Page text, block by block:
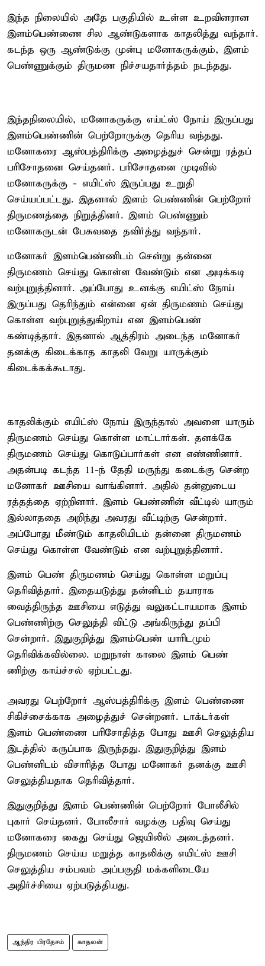
இந்த நிலையில் அதே பகுதியில் உள்ள உறவினரான
இளம்பெண்ணை சில ஆண்டுகளாக காதலித்து வந்தார்.
கடந்த ஒரு ஆண்டுக்கு முன்பு மனோகருக்கும், இளம்
பெண்ணுக்கும் திருமண நிச்சயதார்த்தம் நடந்தது.
இந்தநிலையில், மனோகருக்கு எய்ட்ஸ் நோய் இருப்பது
இளம்பெண்ணின் பெற்றோருக்கு தெரிய வந்தது.
மனோகரை ஆஸ்பத்திரிக்கு அழைத்துச் சென்று ரத்தப்
பரிசோதனை செய்தனர். பரிசோதனை முடிவில்
மனோகருக்கு - எயிட்ஸ் இருப்பது உறுதி
செய்யப்பட்டது. இதனால் இளம் பெண்ணின் பெற்றோர்
திருமணத்தை நிறுத்தினர். இளம் பெண்ணும்
மனோகருடன் பேசுவதை தவிர்த்து வந்தார்.
மனோகர் இளம்பெண்ணிடம் சென்று தன்னை
திருமணம் செய்து கொள்ள வேண்டும் என அடிக்கடி
வற்புறுத்தினார். அப்போது உனக்கு எயிட்ஸ் நோய்
இருப்பது தெரிந்தும் என்னை ஏன் திருமணம் செய்து
கொள்ள வற்புறுத்துகிறாய் என இளம்பெண்
கண்டித்தார். இதனால் ஆத்திரம் அடைந்த மனோகர்
தனக்கு கிடைக்காத காதலி வேறு யாருக்கும்
கிடைக்கக்கூடாது.
காதலிக்கும் எயிட்ஸ் நோய் இருந்தால் அவளை யாரும்
திருமணம் செய்து கொள்ள மாட்டார்கள். தனக்கே
திருமணம் செய்து கொடுப்பார்கள் என எண்ணினார்.
அதன்படி கடந்த 11-ந் தேதி மருந்து கடைக்கு சென்ற
மனோகர் ஊசியை வாங்கினார். அதில் தன்னுடைய
ரத்தத்தை ஏற்றினார். இளம் பெண்ணின் வீட்டில் யாரும்
இல்லாததை அறிந்து அவரது வீட்டிற்கு சென்றார்.
அப்போது மீண்டும் காதலியிடம் தன்னை திருமணம்
செய்து கொள்ள வேண்டும் என வற்புறுத்தினார்.
இளம் பெண் திருமணம் செய்து கொள்ள மறுப்பு
தெரிவித்தார். இதையடுத்து தன்னிடம் தயாராக
வைத்திருந்த ஊசியை எடுத்து வலுகட்டாயமாக இளம்
பெண்ணிற்கு செலுத்தி விட்டு அங்கிருந்து தப்பி
சென்றார். இதுகுறித்து இளம்பெண் யாரிடமும்
தெரிவிக்கவில்லை. மறுநாள் காலை இளம் பெண்
ணிற்கு காய்ச்சல் ஏற்பட்டது.
அவரது பெற்றோர் ஆஸ்பத்திரிக்கு இளம் பெண்ணை
சிகிச்சைக்காக அழைத்துச் சென்றனர். டாக்டர்கள்
இளம் பெண்ணை பரிசோதித்த போது ஊசி செலுத்திய
இடத்தில் கருப்பாக இருந்தது. இதுகுறித்து இளம்
பெண்னிடம் விசாரித்த போது மனோகர் தனக்கு ஊசி
செலுத்தியதாக தெரிவித்தார்.
இதுகுறித்து இளம் பெண்ணின் பெற்றோர் போலீசில்
புகார் செய்தனர். போலீசார் வழக்கு பதிவு செய்து
மனோகரை கைது செய்து ஜெயிலில் அடைத்தனர்.
திருமணம் செய்ய மறுத்த காதலிக்கு எயிட்ஸ் ஊசி
செலுத்திய சம்பவம் அப்பகுதி மக்களிடையே
அதிர்ச்சியை ஏற்படுத்தியது.
ஆந்திர பிரதேசம் காதலன்